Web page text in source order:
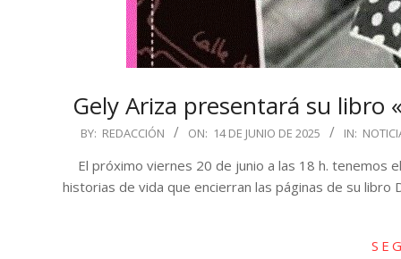
Gely Ariza presentará su libro
2025-BY: REDACCIÓN ON: 14 DE JUNIO DE 2025 IN:
El próximo viernes 20 de junio a las 18 h. tenemos
historias de vida que encierran las páginas de su